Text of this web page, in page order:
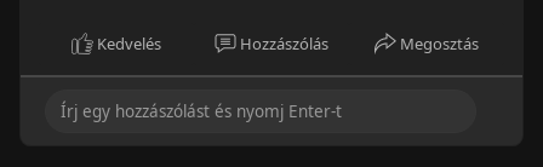
Kedvelés Hozzászólás Megosztás